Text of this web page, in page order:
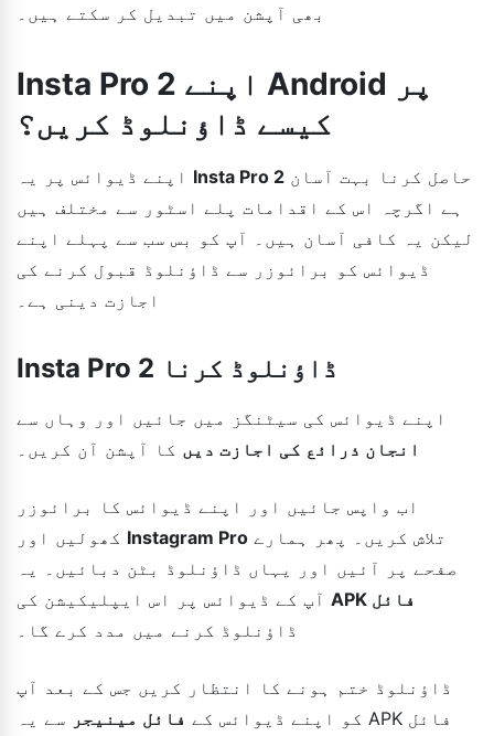
بھی آپشن میں تبدیل کر سکتے ہیں۔
Insta Pro 2 اپنے Android پر
کیسے ڈاؤنلوڈ کریں؟
Insta Pro 2
ہے اگرچہ اس کے اقدامات پلے اسٹور سے مختلف ہیں
لیکن یہ کافی آسان ہیں۔ آپ کو بس سب سے پہلے اپنے
ڈیوائس کو برائوزر سے ڈاؤنلوڈ قبول کرنے کی
اجازت دینی ہے۔
Insta Pro 2 ڈاؤنلوڈ کرنا
اپنے ڈیوائس کی سیٹنگز میں جائیں اور وہاں سے
انجان ذرائع کی اجازت دیں کا آپشن آن کریں۔
اب واپس جائیں اور اپنے ڈیوائس کا برائوزر
Instagram Pro
صفحے پر آئیں اور یہاں ڈاؤنلوڈ بٹن دبائیں۔ یہ
APK فائل
ڈاؤنلوڈ کرنے میں مدد کرے گا۔
ڈاؤنلوڈ ختم ہونے کا انتظار کریں جس کے بعد آپ
کو اپنے ڈیوائس کے فائل مینیجر سے یہ APK فائل